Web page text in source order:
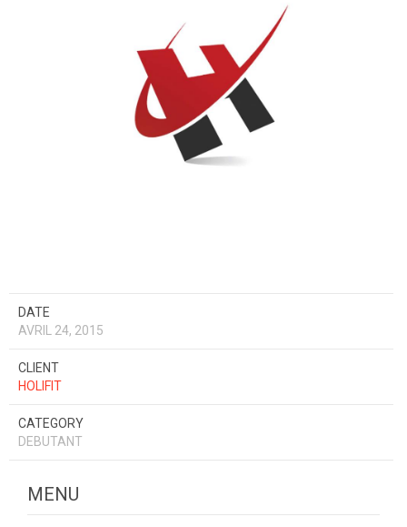
DATE
AVRIL 24, 2015
CLIENT
HOLIFIT
CATEGORY
DEBUTANT
MENU